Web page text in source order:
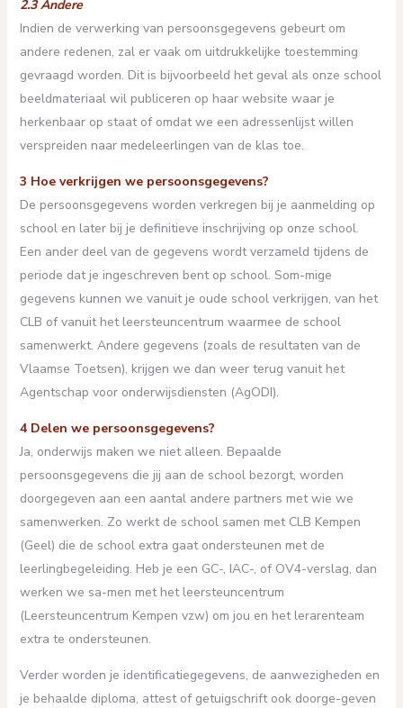
2.3 Andere
Indien de verwerking van persoonsgegevens gebeurt om
andere redenen, zal er vaak om uitdrukkelijke toestemming
gevraagd worden. Dit is bijvoorbeeld het geval als onze school
beeldmateriaal wil publiceren op haar website waar je
herkenbaar op staat of omdat we een adressenlijst willen
verspreiden naar medeleerlingen van de klas toe.
3 Hoe verkrijgen we persoonsgegevens?
De persoonsgegevens worden verkregen bij je aanmelding op
school en later bij je definitieve inschrijving op onze school.
Een ander deel van de gegevens wordt verzameld tijdens de
periode dat je ingeschreven bent op school. Som-mige
gegevens kunnen we vanuit je oude school verkrijgen, van het
CLB of vanuit het leersteuncentrum waarmee de school
samenwerkt. Andere gegevens (zoals de resultaten van de
Vlaamse Toetsen), krijgen we dan weer terug vanuit het
Agentschap voor onderwijsdiensten (AgODI).
4 Delen we persoonsgegevens?
Ja, onderwijs maken we niet alleen. Bepaalde
persoonsgegevens die jij aan de school bezorgt, worden
doorgegeven aan een aantal andere partners met wie we
samenwerken. Zo werkt de school samen met CLB Kempen
(Geel) die de school extra gaat ondersteunen met de
leerlingbegeleiding. Heb je een GC-, IAC-, of OV4-verslag, dan
werken we sa-men met het leersteuncentrum
(Leersteuncentrum Kempen vzw) om jou en het lerarenteam
extra te ondersteunen.
Verder worden je identificatiegegevens, de aanwezigheden en
je behaalde diploma, attest of getuigschrift ook doorge-geven